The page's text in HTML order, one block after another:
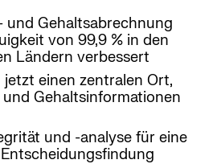
und Gehaltsabrechnung
von 99,9 % in den
Ländern verbessert
einen zentralen Ort,
Gehaltsinformationen
und -analyse für eine